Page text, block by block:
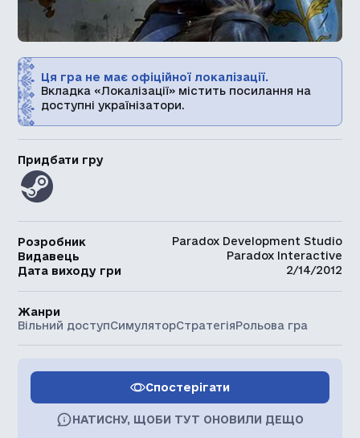
Ця гра не має офіційної локалізації.
Вкладка «Локалізації» містить посилання на
доступні українізатори.
Придбати гру
Розробник
Paradox Development Studio
Видавець
Paradox Interactive
Дата виходу гри
2/14/2012
Жанри
Вільний доступСимуляторСтратегіяРольова гра
Спостерігати
НАТИСНУ, ЩОБИ ТУТ ОНОВИЛИ ДЕЩО